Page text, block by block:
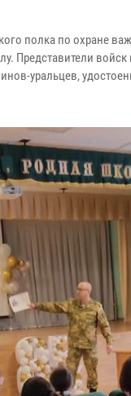
полка по охране
Представители
уральцев,